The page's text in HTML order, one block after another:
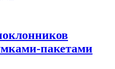
пакетами